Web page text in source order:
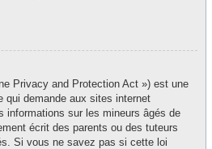
Privacy and Protection Act ») est une
qui demande aux sites internet
informations sur les mineurs âgés de
écrit des parents ou des tuteurs
Si vous ne savez pas si cette loi